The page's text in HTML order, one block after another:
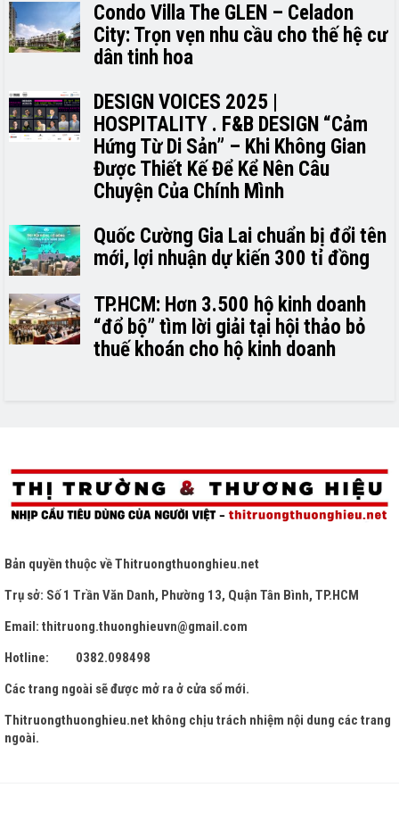
Condo Villa The GLEN – Celadon
City: Trọn vẹn nhu cầu cho thế hệ cư
dân tinh hoa
DESIGN VOICES 2025 |
HOSPITALITY . F&B DESIGN “Cảm
Hứng Từ Di Sản” – Khi Không Gian
Được Thiết Kế Để Kể Nên Câu
Chuyện Của Chính Mình
Quốc Cường Gia Lai chuẩn bị đổi tên
mới, lợi nhuận dự kiến 300 tỉ đồng
TP.HCM: Hơn 3.500 hộ kinh doanh
“đổ bộ” tìm lời giải tại hội thảo bỏ
thuế khoán cho hộ kinh doanh
Bản quyền thuộc vềThitruongthuonghieu.net
Trụ sở: Số 1 Trần Văn Danh, Phường 13, Quận Tân Bình, TP.HCM
Email: thitruong.thuonghieuvn@gmail.com
Hotline: 0382.098498
Các trang ngoài sẽ được mở ra ở cửa sổ mới.
Thitruongthuonghieu.net không chịu trách nhiệm nội dung các trang
ngoài.